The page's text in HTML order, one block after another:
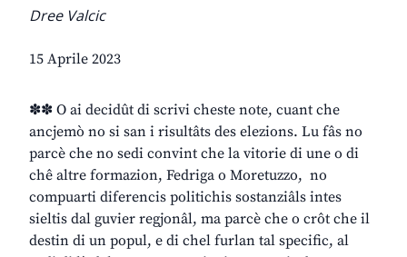
Dree Valcic
15 Aprile 2023
✽✽ O ai decidût di scrivi cheste note, cuant che
ancjemò no si san i risultâts des elezions. Lu fâs no
parcè che no sedi convint che la vitorie di une o di
chê altre formazion, Fedriga o Moretuzzo, no
compuarti diferencis politichis sostanziâls intes
sieltis dal guvier regjonâl, ma parcè che o crôt che il
destin di un popul, e di chel furlan tal specific, al